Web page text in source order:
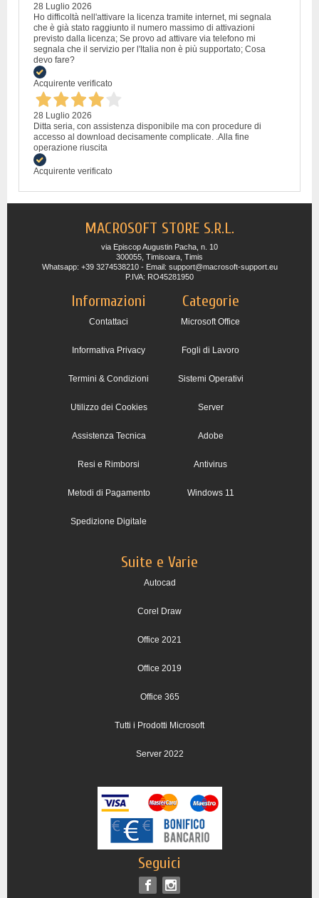
28 Luglio 2026
Ho difficoltà nell'attivare la licenza tramite internet, mi segnala
che è già stato raggiunto il numero massimo di attivazioni
previsto dalla licenza; Se provo ad attivare via telefono mi
segnala che il servizio per l'Italia non è più supportato; Cosa
devo fare?
Acquirente verificato
28 Luglio 2026
Ditta seria, con assistenza disponibile ma con procedure di
accesso al download decisamente complicate. .Alla fine
operazione riuscita
Acquirente verificato
MACROSOFT STORE S.R.L.
via Episcop Augustin Pacha, n. 10
300055, Timisoara, Timis
Whatsapp: +39 3274538210 - Email: support@macrosoft-support.eu
P.IVA: RO45281950
Informazioni
Contattaci
Informativa Privacy
Termini & Condizioni
Utilizzo dei Cookies
Assistenza Tecnica
Resi e Rimborsi
Metodi di Pagamento
Spedizione Digitale
Categorie
Microsoft Office
Fogli di Lavoro
Sistemi Operativi
Server
Adobe
Antivirus
Windows 11
Suite e Varie
Autocad
Corel Draw
Office 2021
Office 2019
Office 365
Tutti i Prodotti Microsoft
Server 2022
Seguici